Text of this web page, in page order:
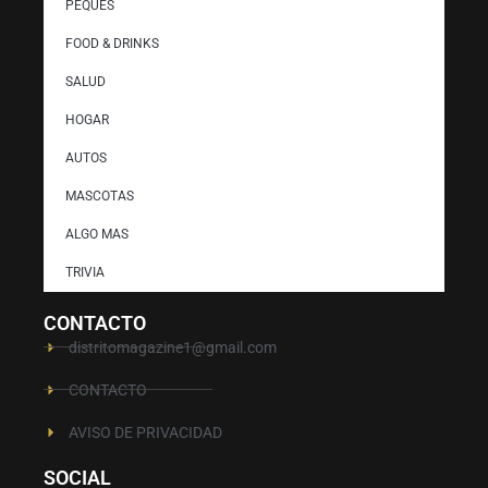
PEQUES
FOOD & DRINKS
SALUD
HOGAR
AUTOS
MASCOTAS
ALGO MAS
TRIVIA
CONTACTO
distritomagazine1@gmail.com
CONTACTO
AVISO DE PRIVACIDAD
SOCIAL